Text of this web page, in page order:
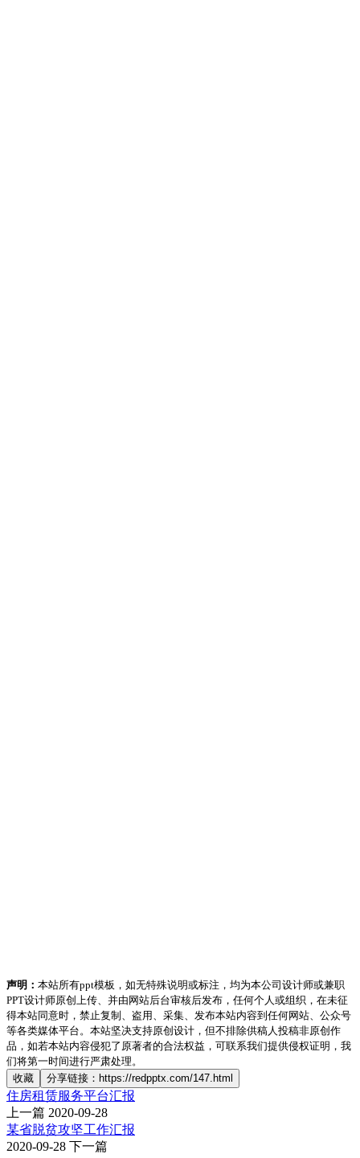
声明： 本站所有ppt模板，如无特殊说明或标注，均为本公司设计师或兼职
PPT设计师原创上传、并由网站后台审核后发布，任何个人或组织，在未征
得本站同意时，禁止复制、盗用、采集、发布本站内容到任何网站、公众号
等各类媒体平台。本站坚决支持原创设计，但不排除供稿人投稿非原创作
品，如若本站内容侵犯了原著者的合法权益，可联系我们提供侵权证明，我
们将第一时间进行严肃处理。
收藏
分享链接：https://redpptx.com/147.html
住房租赁服务平台汇报
上一篇 2020-09-28
某省脱贫攻坚工作汇报
2020-09-28 下一篇